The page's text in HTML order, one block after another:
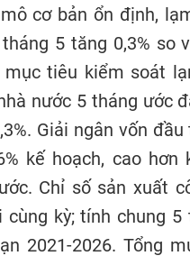
cơ bản ổn định,
5 tăng 0,3% so
mục tiêu kiểm soát
nước 5 tháng ước
Giải ngân vốn
kế hoạch, cao
Chỉ số sản xuất
cùng kỳ; tính chung
2021-2026. Tổng